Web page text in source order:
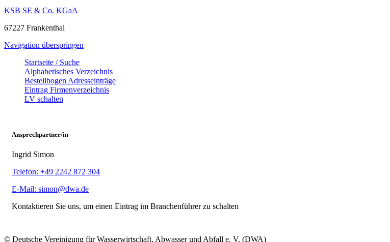
KSB SE & Co. KGaA
67227 Frankenthal
Navigation überspringen
Startseite / Suche
Alphabetisches Verzeichnis
Bestellbogen Adresseinträge
Eintrag Firmenverzeichnis
LV schalten
Ansprechpartner/in
Ingrid Simon
Telefon: +49 2242 872 304
E-Mail: simon@dwa.de
Kontaktieren Sie uns, um einen Eintrag im Branchenführer zu schalten
© Deutsche Vereinigung für Wasserwirtschaft, Abwasser und Abfall e. V. (DWA)